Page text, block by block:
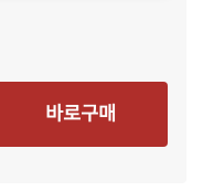
바로구매